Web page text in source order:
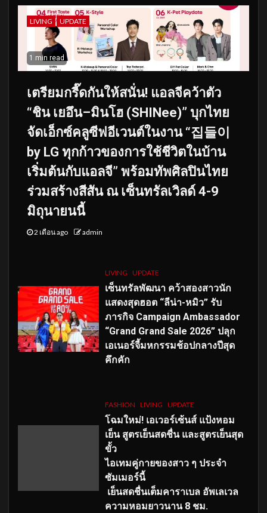
LIVING UPDATE
1 min read
เตรียมกรี๊ดกันให้สนั่น! แอลจีคว้าตัว
“ชิน เยอึน–มินโฮ (SHINee)” บุกไทย
จัดเอ็กซ์คลูซีฟอีเวนต์ในงาน “집들이
by LG ทุกก้าวของการใช้ชีวิตในบ้าน
เริ่มต้นกับแอลจี” พร้อมทัพศิลปินไทย
ร่วมสร้างสีสัน ณ เซ็นทรัลเวิลด์ 4-9
มิถุนายนนี้
2 เดือน ago admin
LIVING UPDATE
เซ็นทรัลพัฒนา คว้าสองสาวนัก
แสดงสุดฮอต “ลีน่า-หมิว” รับ
ภารกิจ Campaign Ambassador
“Grand Grand Sale 2026” ปลุก
เอเนอร์จี้มหกรรมช้อปกลางปีสุด
คึกคัก
FASHION LIVING UPDATE
โฉมใหม่! เอเวอร์เซ้นส์ แป้งหอม
เย็น สูตรเย็นสดชื่น และสูตรเย็นสุด
ขั้ว
ไอเทมคู่กายของสาว ๆ ประจำ
ซัมเมอร์นี้
เย็นสดชื่นเต็มคาราเบล อัพเลเวล
ความหอมยาวนาน 8 ชม.